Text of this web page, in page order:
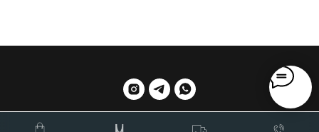
вернуться наверх